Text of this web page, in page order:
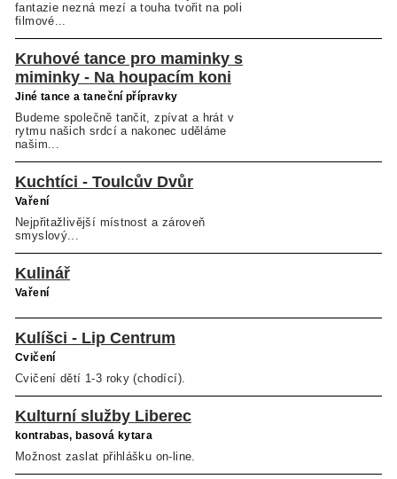
fantazie nezná mezí a touha tvořit na poli
filmové...
Kruhové tance pro maminky s
miminky - Na houpacím koni
Jiné tance a taneční přípravky
Budeme společně tančit, zpívat a hrát v
rytmu našich srdcí a nakonec uděláme
našim...
Kuchtíci - Toulcův Dvůr
Vaření
Nejpřitažlivější místnost a zároveň
smyslový...
Kulinář
Vaření
Kulíšci - Lip Centrum
Cvičení
Cvičení dětí 1-3 roky (chodící).
Kulturní služby Liberec
kontrabas, basová kytara
Možnost zaslat přihlášku on-line.